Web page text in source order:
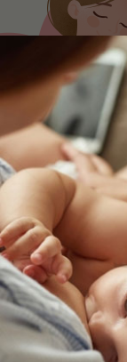
Клуб Nestlé
заботы о малышах